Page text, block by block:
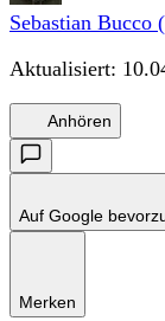
Sebastian Bucco
Aktualisiert:
Anhören
Auf Google
Merken